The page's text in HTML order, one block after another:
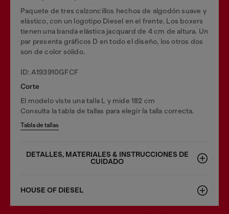
Paquete de tres calzoncillos hechos de algodón suave y
elástico, con un logotipo Diesel en el frente. Los boxers
tienen una banda elástica jacquard de 4 cm de altura. Un
par presenta gráficos D en todo el diseño, los otros dos
son de color sólido.
ID: A193910GFCF
Corte
El modelo viste una talla L y mide 182 cm
Consulta la tabla de tallas para elegir la talla correcta.
Tabla de tallas
DETALLES, MATERIALES & INSTRUCCIONES DE
CUIDADO
HOUSE OF DIESEL